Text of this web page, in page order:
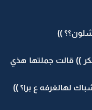
))
)) قالت جملتها هذي
لهالغرفه ع برا؟ ))